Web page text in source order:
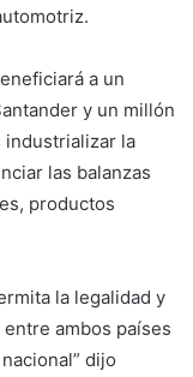
a un
y un millón
industrializar la
las balanzas
productos
la legalidad y
ambos países
dijo